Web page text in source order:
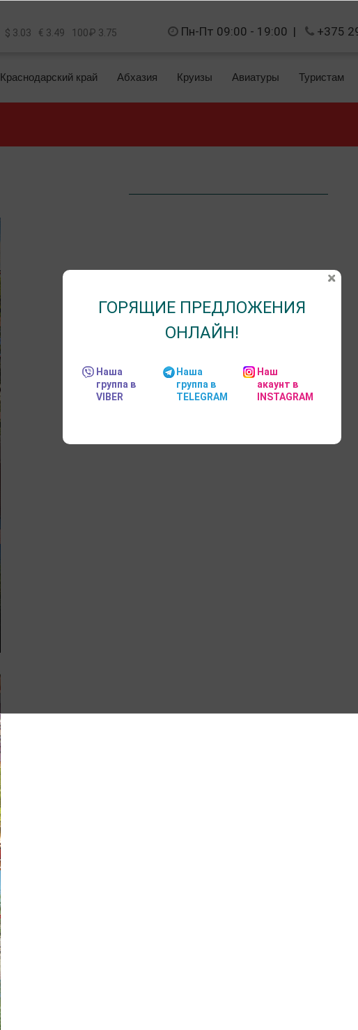
$ 3.03 € 3.49 100₽ 3.75 Пн-Пт 09:00 - 19:00 | +375
Краснодарский край Абхазия Круизы Авиатуры Туристам
ГОРЯЩИЕ ПРЕДЛОЖЕНИЯ
ОНЛАЙН!
Наша
группа в
VIBER
Наша
группа в
TELEGRAM
Наш
акаунт в
INSTAGRAM